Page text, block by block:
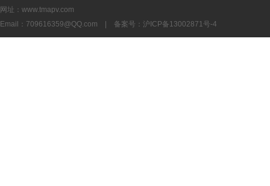
网址：www.tmapv.com
Email： 709616359@QQ.com | 备案号： 沪ICP备13002871号-4